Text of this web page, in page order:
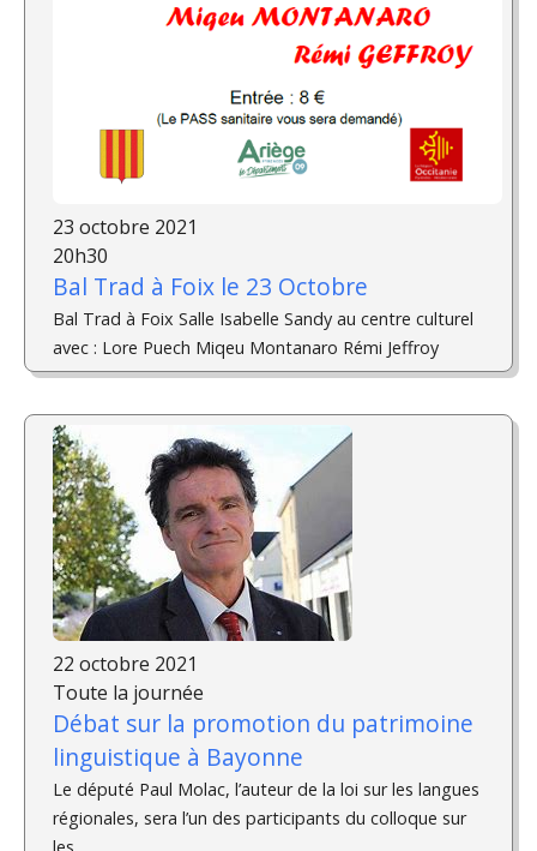
23 octobre 2021
20h30
Bal Trad à Foix le 23 Octobre
Bal Trad à Foix Salle Isabelle Sandy au centre culturel
avec : Lore Puech Miqeu Montanaro Rémi Jeffroy
22 octobre 2021
Toute la journée
Débat sur la promotion du patrimoine
linguistique à Bayonne
Le député Paul Molac, l’auteur de la loi sur les langues
régionales, sera l’un des participants du colloque sur